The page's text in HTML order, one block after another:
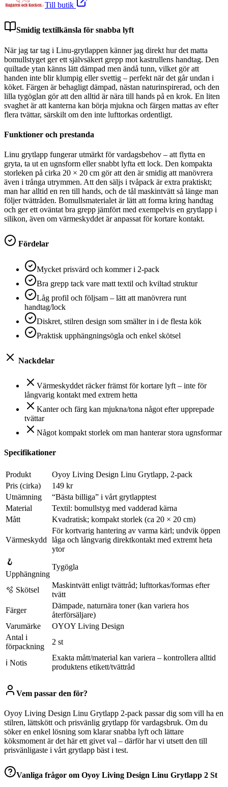
Till butik
Smidig textilkänsla för snabba lyft
När jag tar tag i Linu-grytlappen känner jag direkt hur det matta
bomullstyget ger ett självsäkert grepp mot kastrullens handtag. Den
quiltade ytan känns lätt dämpad men ändå tunn, vilket gör att
handen inte blir klumpig eller svettig – perfekt när det går undan i
köket. Färgen är behagligt dämpad, nästan naturinspirerad, och den
lilla tygöglan gör att den alltid är nära till hands på en krok. En liten
svaghet är att kanterna kan börja mjukna och färgen mattas av efter
flera tvättar, särskilt om den inte lufttorkas ordentligt.
Funktioner och prestanda
Linu grytlapp fungerar utmärkt för vardagsbehov – att flytta en
gryta, ta ut en ugnsform eller snabbt lyfta ett lock. Den kompakta
storleken på cirka 20 × 20 cm gör att den är smidig att manövrera
även i trånga utrymmen. Att den säljs i tvåpack är extra praktiskt;
man har alltid en ren till hands, och de tål maskintvätt så länge man
följer tvättråden. Bomullsmaterialet är lätt att forma kring handtag
och ger ett oväntat bra grepp jämfört med exempelvis en grytlapp i
silikon, även om värmeskyddet är anpassat för kortare kontakt.
Fördelar
Mycket prisvärd och kommer i 2-pack
Bra grepp tack vare matt textil och kviltad struktur
Låg profil och följsam – lätt att manövrera runt
handtag/lock
Diskret, stilren design som smälter in i de flesta kök
Praktisk upphängningsögla och enkel skötsel
Nackdelar
Värmeskyddet räcker främst för kortare lyft – inte för
långvarig kontakt med extrem hetta
Kanter och färg kan mjukna/tona något efter upprepade
tvättar
Något kompakt storlek om man hanterar stora ugnsformar
Specifikationer
Produkt
Oyoy Living Design Linu Grytlapp, 2-pack
Pris (cirka)
149 kr
Utnämning
“Bästa billiga” i vårt grytlapptest
Material
Textil: bomullstyg med vadderad kärna
Mått
Kvadratisk; kompakt storlek (ca 20 × 20 cm)
Värmeskydd
För kortvarig hantering av varma kärl; undvik öppen
låga och långvarig direktkontakt med extremt heta
ytor
🪝
Upphängning
Tygögla
🫧 Skötsel
Maskintvätt enligt tvättråd; lufttorkas/formas efter
tvätt
Färger
Dämpade, naturnära toner (kan variera hos
återförsäljare)
Varumärke
OYOY Living Design
Antal i
förpackning
2 st
ℹ Notis
Exakta mått/material kan variera – kontrollera alltid
produktens etikett/tvättråd
Vem passar den för?
Oyoy Living Design Linu Grytlapp 2-pack passar dig som vill ha en
stilren, lättskött och prisvänlig grytlapp för vardagsbruk. Om du
söker en enkel lösning som klarar snabba lyft och lättare
köksmoment är det här ett givet val – därför har vi utsett den till
prisvänligaste i vårt grytlapp bäst i test.
Vanliga frågor om Oyoy Living Design Linu Grytlapp 2 St